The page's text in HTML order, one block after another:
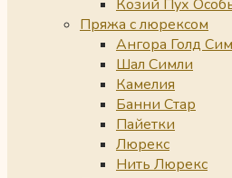
Козий Пух
Пряжа с люрексом
Ангора Голд
Шал Симли
Камелия
Банни Стар
Пайетки
Люрекс
Нить Люрекс